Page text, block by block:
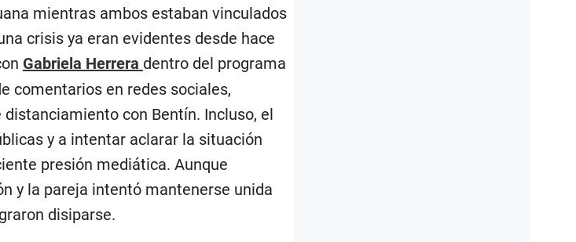
mientras ambos estaban vinculados
crisis ya eran evidentes desde hace
Gabriela Herrera dentro del programa
comentarios en redes sociales,
con Bentín. Incluso, el
y a intentar aclarar la situación
presión mediática. Aunque
y la pareja intentó mantenerse unida
disiparse.